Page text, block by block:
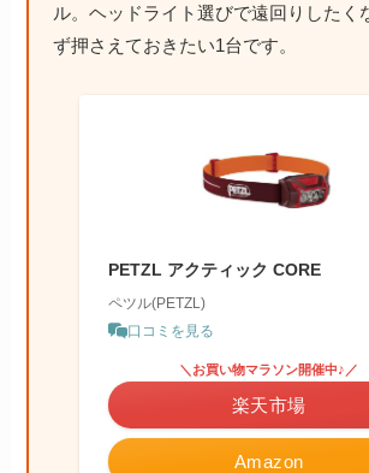
ル。ヘッドライト選びで遠回りしたく
ず押さえておきたい1台です。
PETZL アクティック CORE
ペツル(PETZL)
口コミを見る
Amazon
＼お買い物マラソン開催中♪／
楽天市場